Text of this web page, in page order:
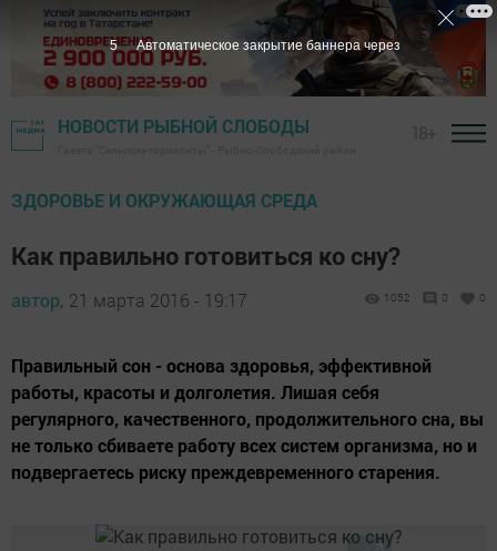
НОВОСТИ РЫБНОЙ СЛОБОДЫ
ЗДОРОВЬЕ И ОКРУЖАЮЩАЯ СРЕДА
Как правильно готовиться ко сну?​
автор, 21 марта 2016 - 19:17 1052 0 0
Правильный сон - основа здоровья, эффективной
работы, красоты и долголетия. Лишая себя
регулярного, качественного, продолжительного сна, вы
не только сбиваете работу всех систем организма, но и
подвергаетесь риску преждевременного старения.
4 Автоматическое закрытие баннера через